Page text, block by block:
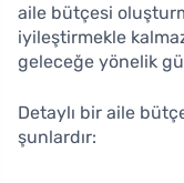
aile bütçesi
iyileştirmekle
geleceğe yönelik
Detaylı bir aile
şunlardır: